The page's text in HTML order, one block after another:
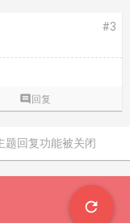
#3
 回复
题回复功能被关闭
